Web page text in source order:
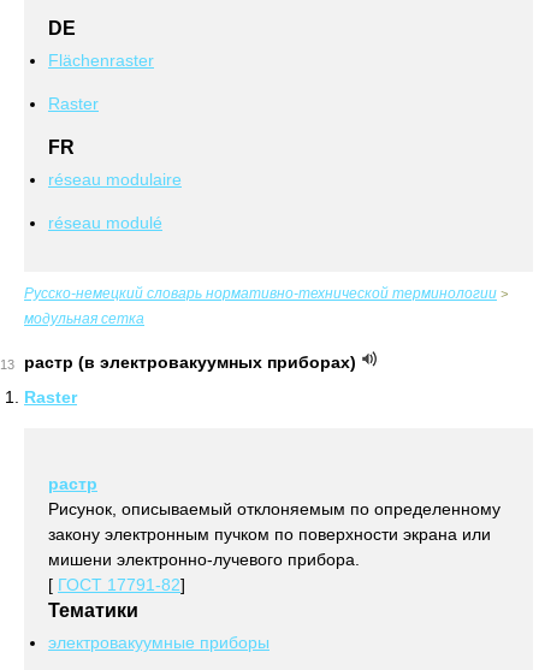
DE
Flächenraster
Raster
FR
réseau modulaire
réseau modulé
Русско-немецкий словарь нормативно-технической терминологии >
модульная сетка
13
растр (в электровакуумных приборах)
Raster
растр
Рисунок, описываемый отклоняемым по определенному
закону электронным пучком по поверхности экрана или
мишени электронно-лучевого прибора.
[ ГОСТ 17791-82]
Тематики
электровакуумные приборы